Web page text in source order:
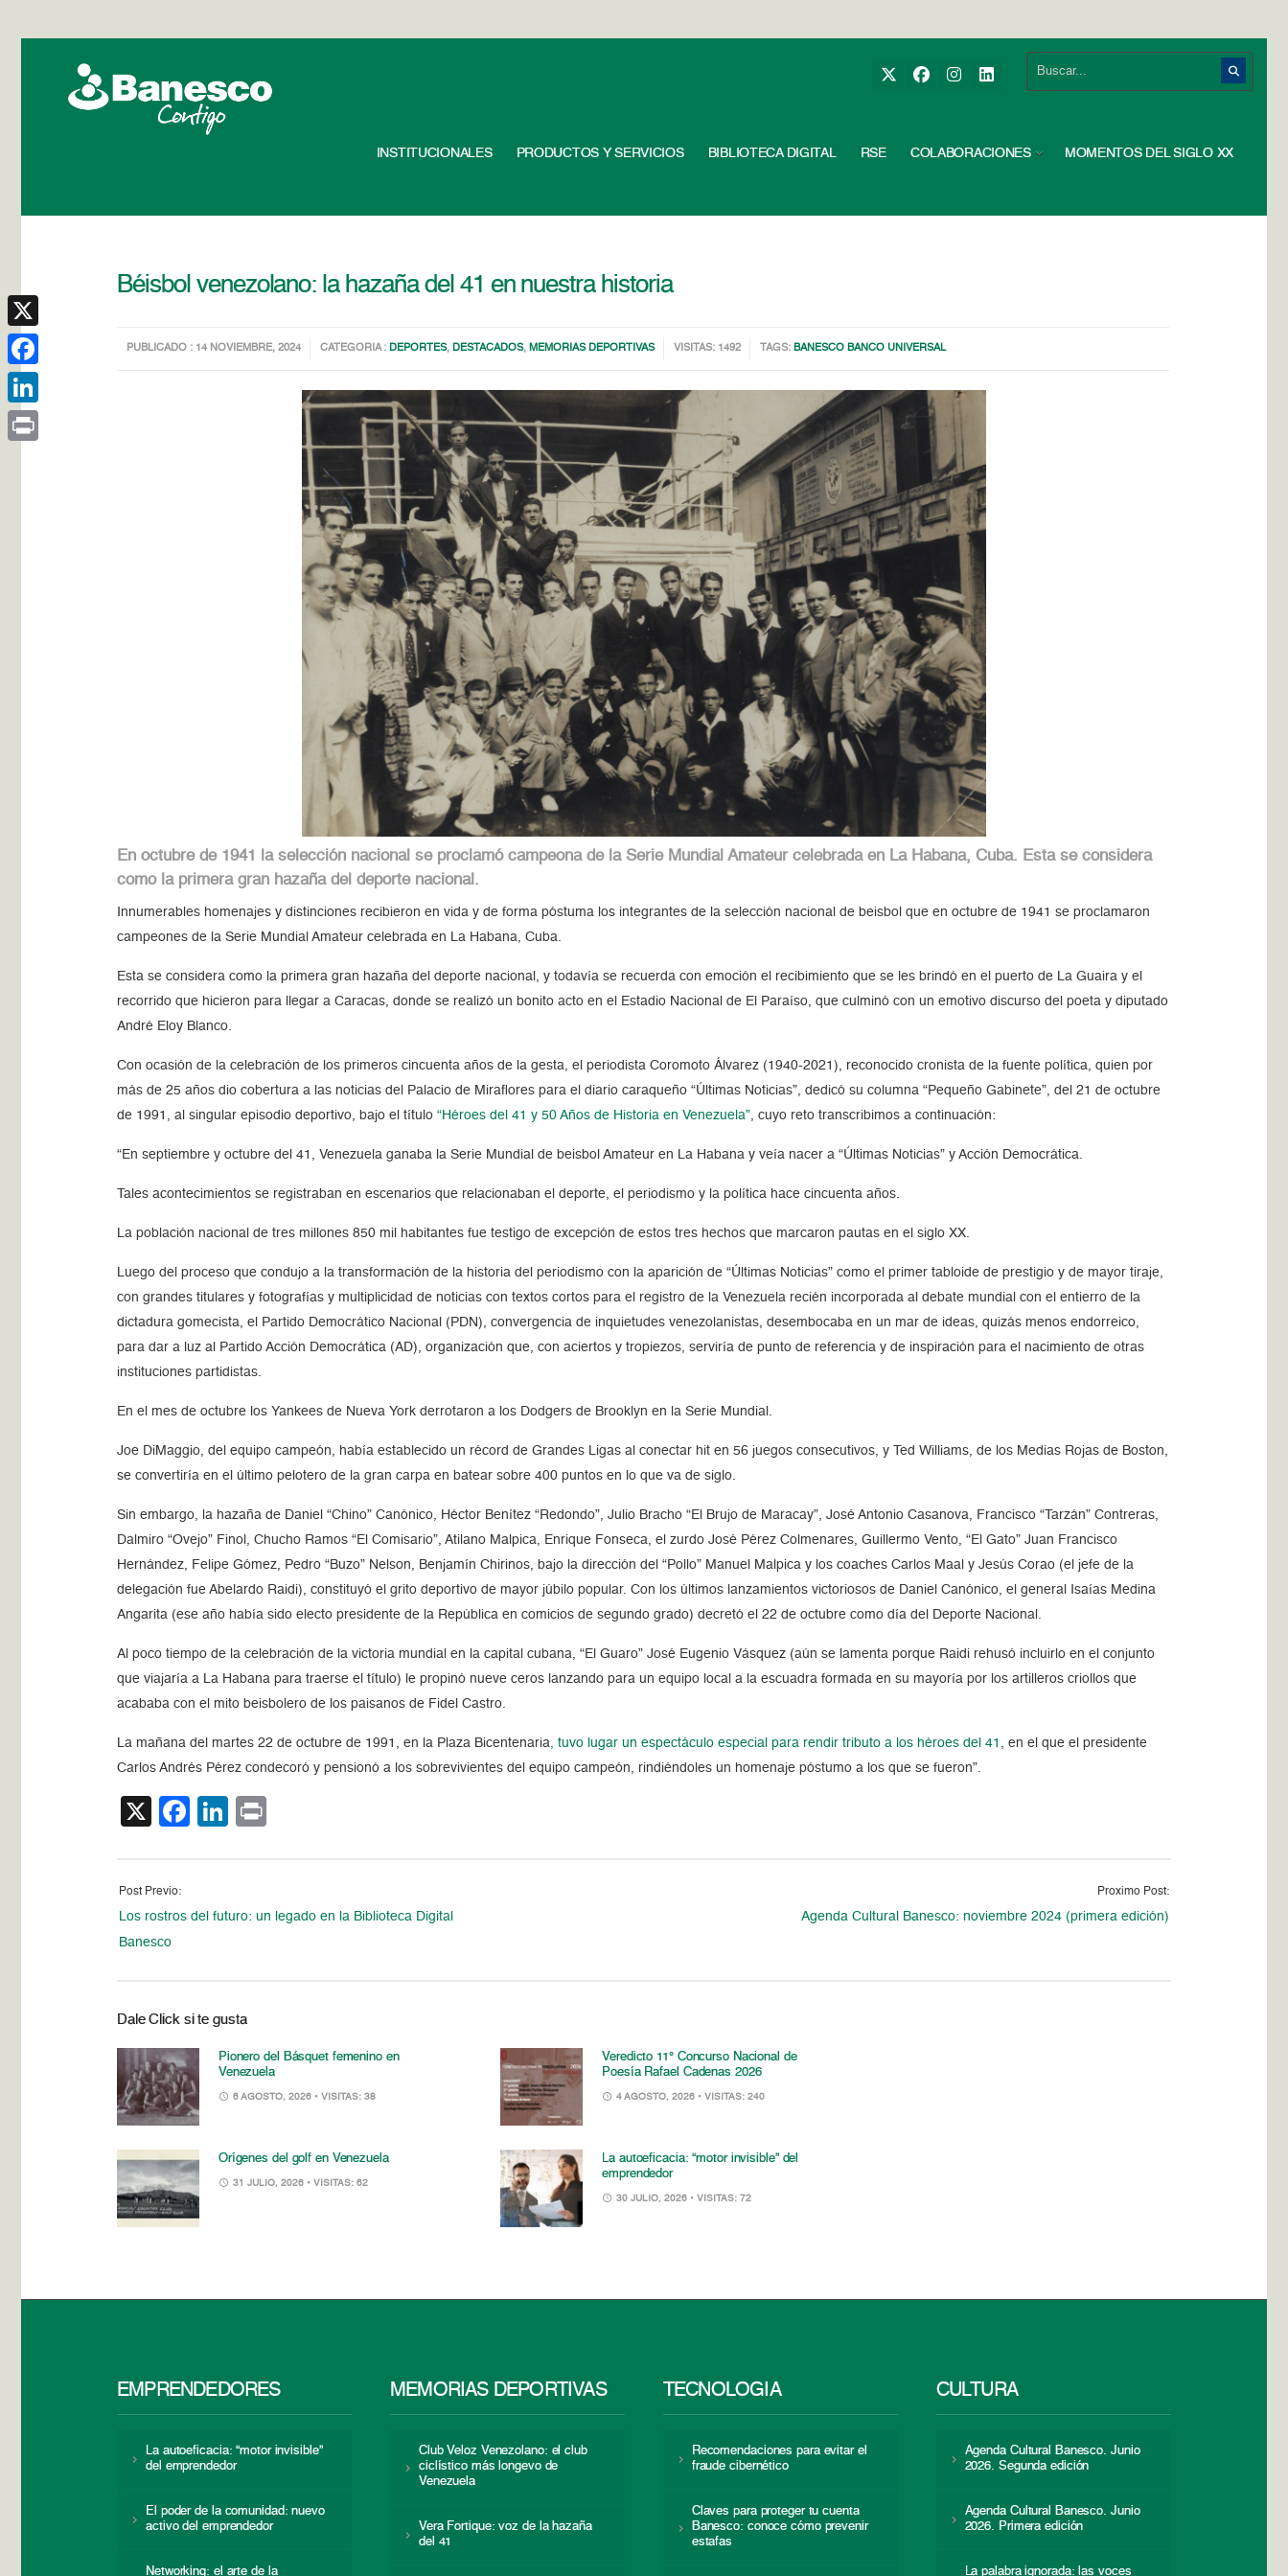
INSTITUCIONALES PRODUCTOS Y SERVICIOS BIBLIOTECA DIGITAL RSE COLABORACIONES MOMENTOS DEL SIGLO XX
Béisbol venezolano: la hazaña del 41 en nuestra historia
PUBLICADO : 14 NOVIEMBRE, 2024 CATEGORIA : DEPORTES, DESTACADOS, MEMORIAS DEPORTIVAS VISITAS: 1492 TAGS: BANESCO BANCO UNIVERSAL
En octubre de 1941 la selección nacional se proclamó campeona de la Serie Mundial Amateur celebrada en La Habana, Cuba. Esta se considera
como la primera gran hazaña del deporte nacional.
Innumerables homenajes y distinciones recibieron en vida y de forma póstuma los integrantes de la selección nacional de beisbol que en octubre de 1941 se proclamaron
campeones de la Serie Mundial Amateur celebrada en La Habana, Cuba.
Esta se considera como la primera gran hazaña del deporte nacional, y todavía se recuerda con emoción el recibimiento que se les brindó en el puerto de La Guaira y el
recorrido que hicieron para llegar a Caracas, donde se realizó un bonito acto en el Estadio Nacional de El Paraíso, que culminó con un emotivo discurso del poeta y diputado
André Eloy Blanco.
Con ocasión de la celebración de los primeros cincuenta años de la gesta, el periodista Coromoto Álvarez (1940-2021), reconocido cronista de la fuente política, quien por
más de 25 años dio cobertura a las noticias del Palacio de Miraflores para el diario caraqueño “Últimas Noticias”, dedicó su columna “Pequeño Gabinete”, del 21 de octubre
de 1991, al singular episodio deportivo, bajo el título“Héroes del 41 y 50 Años de Historia en Venezuela” , cuyo reto transcribimos a continuación:
“En septiembre y octubre del 41, Venezuela ganaba la Serie Mundial de beisbol Amateur en La Habana y veía nacer a “Últimas Noticias” y Acción Democrática.
Tales acontecimientos se registraban en escenarios que relacionaban el deporte, el periodismo y la política hace cincuenta años.
La población nacional de tres millones 850 mil habitantes fue testigo de excepción de estos tres hechos que marcaron pautas en el siglo XX.
Luego del proceso que condujo a la transformación de la historia del periodismo con la aparición de “Últimas Noticias” como el primer tabloide de prestigio y de mayor tiraje,
con grandes titulares y fotografías y multiplicidad de noticias con textos cortos para el registro de la Venezuela recién incorporada al debate mundial con el entierro de la
dictadura gomecista, el Partido Democrático Nacional (PDN), convergencia de inquietudes venezolanistas, desembocaba en un mar de ideas, quizás menos endorreico,
para dar a luz al Partido Acción Democrática (AD), organización que, con aciertos y tropiezos, serviría de punto de referencia y de inspiración para el nacimiento de otras
instituciones partidistas.
En el mes de octubre los Yankees de Nueva York derrotaron a los Dodgers de Brooklyn en la Serie Mundial.
Joe DiMaggio, del equipo campeón, había establecido un récord de Grandes Ligas al conectar hit en 56 juegos consecutivos, y Ted Williams, de los Medias Rojas de Boston,
se convertiría en el último pelotero de la gran carpa en batear sobre 400 puntos en lo que va de siglo.
Sin embargo, la hazaña de Daniel “Chino” Canónico, Héctor Benítez “Redondo”, Julio Bracho “El Brujo de Maracay”, José Antonio Casanova, Francisco “Tarzán” Contreras,
Dalmiro “Ovejo” Finol, Chucho Ramos “El Comisario”, Atilano Malpica, Enrique Fonseca, el zurdo José Pérez Colmenares, Guillermo Vento, “El Gato” Juan Francisco
Hernández, Felipe Gómez, Pedro “Buzo” Nelson, Benjamín Chirinos, bajo la dirección del “Pollo” Manuel Malpica y los coaches Carlos Maal y Jesús Corao (el jefe de la
delegación fue Abelardo Raidi), constituyó el grito deportivo de mayor júbilo popular. Con los últimos lanzamientos victoriosos de Daniel Canónico, el general Isaías Medina
Angarita (ese año había sido electo presidente de la República en comicios de segundo grado) decretó el 22 de octubre como día del Deporte Nacional.
Al poco tiempo de la celebración de la victoria mundial en la capital cubana, “El Guaro” José Eugenio Vásquez (aún se lamenta porque Raidi rehusó incluirlo en el conjunto
que viajaría a La Habana para traerse el título) le propinó nueve ceros lanzando para un equipo local a la escuadra formada en su mayoría por los artilleros criollos que
acababa con el mito beisbolero de los paisanos de Fidel Castro.
La mañana del martes 22 de octubre de 1991, en la Plaza Bicentenaria , tuvo lugar un espectáculo especial para rendir tributo a los héroes del 41
, en el que el presidente
Carlos Andrés Pérez condecoró y pensionó a los sobrevivientes del equipo campeón, rindiéndoles un homenaje póstumo a los que se fueron”.
X Facebook
LinkedIn
Post Previo:
Los rostros del futuro: un legado en la Biblioteca Digital
Banesco
Proximo Post:
Agenda Cultural Banesco: noviembre 2024 (primera edición)
Dale Click si te gusta
Pionero del Básquet femenino en
Venezuela
6 AGOSTO, 2026 • VISITAS: 38
Veredicto 11° Concurso Nacional de
Poesía Rafael Cadenas 2026
4 AGOSTO, 2026 • VISITAS: 240
Orígenes del golf en Venezuela
31 JULIO, 2026 • VISITAS: 62
La autoeficacia: “motor invisible” del
emprendedor
30 JULIO, 2026 • VISITAS: 72
EMPRENDEDORES
La autoeficacia: “motor invisible”
del emprendedor
El poder de la comunidad: nuevo
activo del emprendedor
Networking: el arte de la
MEMORIAS DEPORTIVAS
Club Veloz Venezolano: el club
ciclístico más longevo de
Venezuela
Vera Fortique: voz de la hazaña
del 41
TECNOLOGÍA
Recomendaciones para evitar el
fraude cibernético
Claves para proteger tu cuenta
Banesco: conoce cómo prevenir
estafas
CULTURA
Agenda Cultural Banesco. Junio
2026. Segunda edición
Agenda Cultural Banesco. Junio
2026. Primera edición
La palabra ignorada: las voces
X
Facebook
LinkedIn